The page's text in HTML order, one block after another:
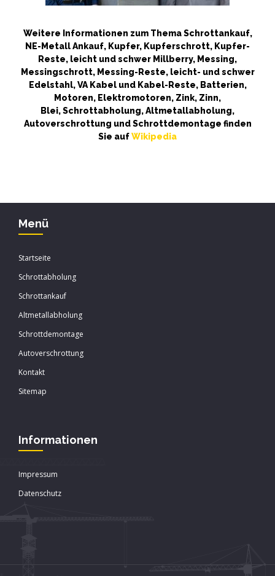
Weitere Informationen zum Thema Schrottankauf,
NE-Metall Ankauf, Kupfer, Kupferschrott, Kupfer-
Reste, leicht und schwer Millberry, Messing,
Messingschrott, Messing-Reste, leicht- und schwer
Edelstahl, VA Kabel und Kabel-Reste, Batterien,
Motoren, Elektromotoren, Zink, Zinn,
Blei, Schrottabholung, Altmetallabholung,
Autoverschrottung und Schrottdemontage finden
Sie aufWikipedia
Menü
Startseite
Schrottabholung
Schrottankauf
Altmetallabholung
Schrottdemontage
Autoverschrottung
Kontakt
Sitemap
Informationen
Impressum
Datenschutz